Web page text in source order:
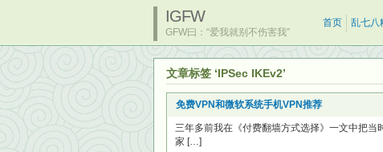
IGFW
GFW曰：“爱我就别不伤害我”
首页 乱七八
文章标签 ‘IPSec IKEv2’
免费VPN和微软系统手机VPN推荐
三年多前我在《付费翻墙方式选择》一文中把
家 […]